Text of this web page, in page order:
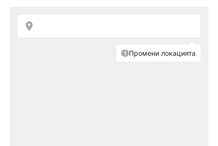
работата, която са свършили по отглеждането